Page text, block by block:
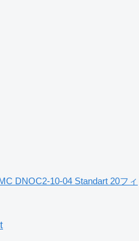
DNOC2-10-04 Standart 20フィ